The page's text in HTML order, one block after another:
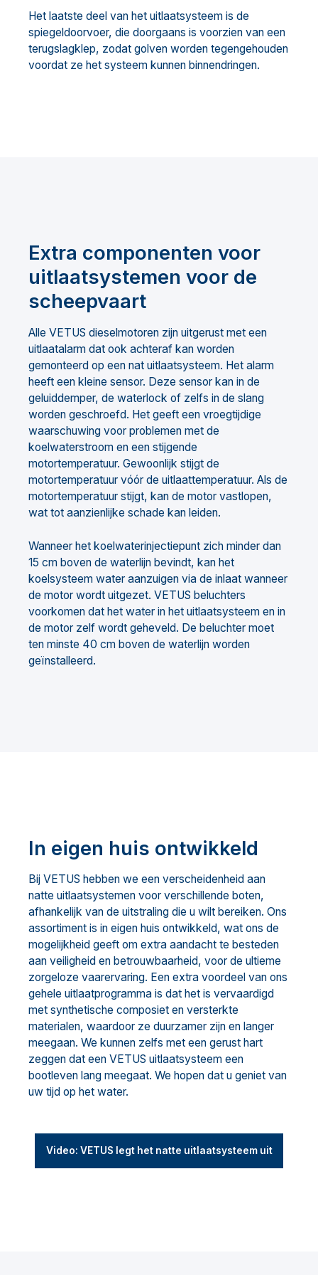
Het laatste deel van het uitlaatsysteem is de
spiegeldoorvoer, die doorgaans is voorzien van een
terugslagklep, zodat golven worden tegengehouden
voordat ze het systeem kunnen binnendringen.
Extra componenten voor
uitlaatsystemen voor de
scheepvaart
Alle VETUS dieselmotoren zijn uitgerust met een
uitlaatalarm dat ook achteraf kan worden
gemonteerd op een nat uitlaatsysteem. Het alarm
heeft een kleine sensor. Deze sensor kan in de
geluiddemper, de waterlock of zelfs in de slang
worden geschroefd. Het geeft een vroegtijdige
waarschuwing voor problemen met de
koelwaterstroom en een stijgende
motortemperatuur. Gewoonlijk stijgt de
motortemperatuur vóór de uitlaattemperatuur. Als de
motortemperatuur stijgt, kan de motor vastlopen,
wat tot aanzienlijke schade kan leiden.
Wanneer het koelwaterinjectiepunt zich minder dan
15 cm boven de waterlijn bevindt, kan het
koelsysteem water aanzuigen via de inlaat wanneer
de motor wordt uitgezet. VETUS beluchters
voorkomen dat het water in het uitlaatsysteem en in
de motor zelf wordt geheveld. De beluchter moet
ten minste 40 cm boven de waterlijn worden
geïnstalleerd.
In eigen huis ontwikkeld
Bij VETUS hebben we een verscheidenheid aan
natte uitlaatsystemen voor verschillende boten,
afhankelijk van de uitstraling die u wilt bereiken. Ons
assortiment is in eigen huis ontwikkeld, wat ons de
mogelijkheid geeft om extra aandacht te besteden
aan veiligheid en betrouwbaarheid, voor de ultieme
zorgeloze vaarervaring. Een extra voordeel van ons
gehele uitlaatprogramma is dat het is vervaardigd
met synthetische composiet en versterkte
materialen, waardoor ze duurzamer zijn en langer
meegaan. We kunnen zelfs met een gerust hart
zeggen dat een VETUS uitlaatsysteem een
bootleven lang meegaat. We hopen dat u geniet van
uw tijd op het water.
Video: VETUS legt het natte uitlaatsysteem uit